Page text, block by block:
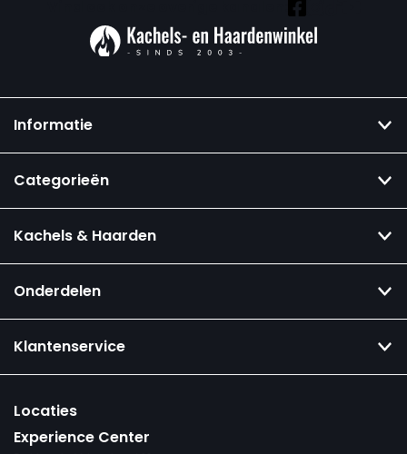
Informatie
Categorieën
Kachels & Haarden
Onderdelen
Klantenservice
Locaties
Experience Center